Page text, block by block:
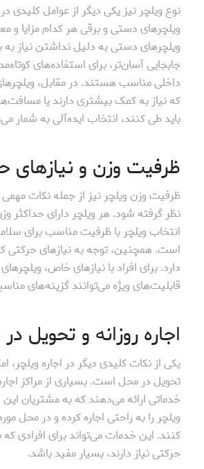
نوع ویلچر نیز یکی دیگر از عوامل کلیدی
ویلچرهای دستی و برقی هر کدام مزایا و
ویلچرهای دستی به دلیل نداشتن نیاز به
جابجایی آسان‌تر، برای استفاده‌های
داخلی مناسب هستند. در مقابل،
که نیاز به کمک بیشتری دارند یا
باید طی کنند، انتخاب ایده‌آلی به شمار
ظرفیت وزن و نیازهای
ظرفیت وزن ویلچر نیز از جمله نکات
نظر گرفته شود. هر ویلچر دارای حداکثر
انتخاب ویلچر با ظرفیت مناسب برای
است. همچنین، توجه به نیازهای حرکتی
دارد. برای افراد با نیازهای خاص،
قابلیت‌های ویژه می‌توانند گزینه‌های
اجاره روزانه و تحویل
یکی از نکات کلیدی دیگر در اجاره ویلچر،
تحویل در محل است. بسیاری از مراکز
خدماتی ارائه می‌دهند که به مشتریان این
ویلچر را به راحتی اجاره کرده و در محل
کنند. این خدمات می‌تواند برای افرادی
حرکتی نیاز دارند، بسیار مفید باشد.